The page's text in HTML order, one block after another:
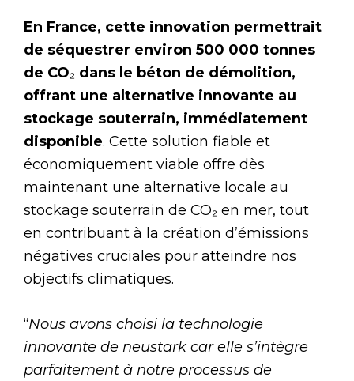
En France, cette innovation permettrait
de séquestrer environ 500 000 tonnes
de CO₂ dans le béton de démolition,
offrant une alternative innovante au
stockage souterrain, immédiatement
disponible. Cette solution fiable et
économiquement viable offre dès
maintenant une alternative locale au
stockage souterrain de CO₂ en mer, tout
en contribuant à la création d’émissions
négatives cruciales pour atteindre nos
objectifs climatiques.
“Nous avons choisi la technologie
innovante de neustark car elle s’intègre
parfaitement à notre processus de